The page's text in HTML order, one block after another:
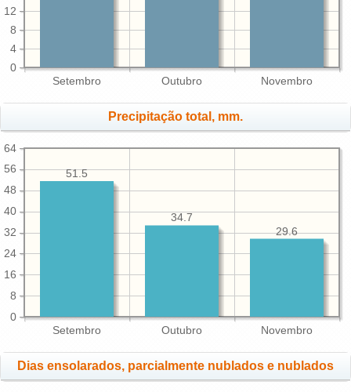
Setembro Outubro Novembro
0
4
8
12
Precipitação total, mm.
Setembro Outubro Novembro
0
8
16
24
32
40
48
56
64
29.6
34.7
51.5
Dias ensolarados, parcialmente nublados e nublados